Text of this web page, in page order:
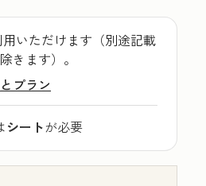
いただけます（別途記載
きます）。
プラン
シートが必要